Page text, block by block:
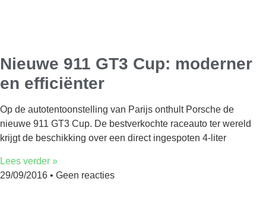
Nieuwe 911 GT3 Cup: moderner
en efficiënter
Op de autotentoonstelling van Parijs onthult Porsche de
nieuwe 911 GT3 Cup. De bestverkochte raceauto ter wereld
krijgt de beschikking over een direct ingespoten 4-liter
Lees verder »
29/09/2016
Geen reacties